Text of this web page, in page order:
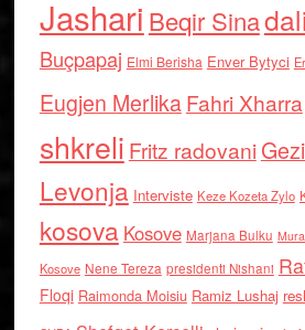
Jashari Beqir Sina
Buçpapaj Elmi Berisha Enver Bytyci
Eugjen MerlikaFahri Xharra
shkreli Fritz radovani
Levonja Interviste Keze Kozeta Zylo
kosova Kosove Marjana Bulku
Kosove Nene Tereza presidenti Nishani
Floqi Raimonda Moisiu Ramiz Lushaj